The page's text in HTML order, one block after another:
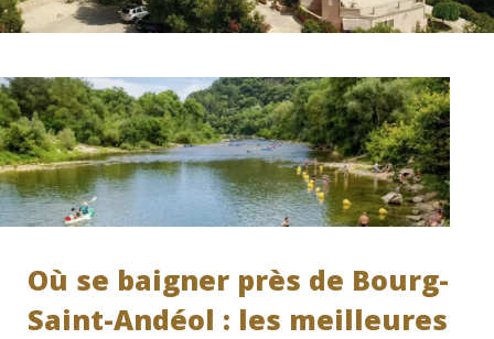
Où se baigner près de Bourg-
Saint-Andéol : les meilleures